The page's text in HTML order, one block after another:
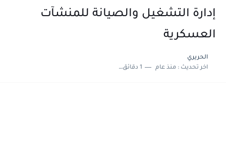
إدارة التشغيل والصيانة للمنشآت
العسكرية
الحريري
اخر تحديث :منذ عام 1 دقائق للقراءة